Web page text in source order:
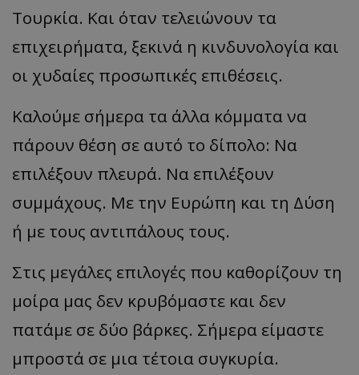
Τουρκία. Και όταν τελειώνουν τα
επιχειρήματα, ξεκινά η κινδυνολογία και
οι χυδαίες προσωπικές επιθέσεις.
Καλούμε σήμερα τα άλλα κόμματα να
πάρουν θέση σε αυτό το δίπολο: Να
επιλέξουν πλευρά. Να επιλέξουν
συμμάχους. Με την Ευρώπη και τη Δύση
ή με τους αντιπάλους τους.
Στις μεγάλες επιλογές που καθορίζουν τη
μοίρα μας δεν κρυβόμαστε και δεν
πατάμε σε δύο βάρκες. Σήμερα είμαστε
μπροστά σε μια τέτοια συγκυρία.